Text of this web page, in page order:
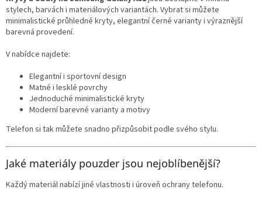
stylech, barvách i materiálových variantách. Vybrat si můžete
minimalistické průhledné kryty, elegantní černé varianty i výraznější
barevná provedení.
V nabídce najdete:
Elegantní i sportovní design
Matné i lesklé povrchy
Jednoduché minimalistické kryty
Moderní barevné varianty a motivy
Telefon si tak můžete snadno přizpůsobit podle svého stylu.
Jaké materiály pouzder jsou nejoblíbenější?
Každý materiál nabízí jiné vlastnosti i úroveň ochrany telefonu.